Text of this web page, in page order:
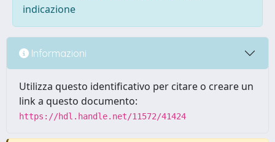
indicazione
Informazioni
Utilizza questo identificativo per citare o creare un
link a questo documento:
https://hdl.handle.net/11572/41424